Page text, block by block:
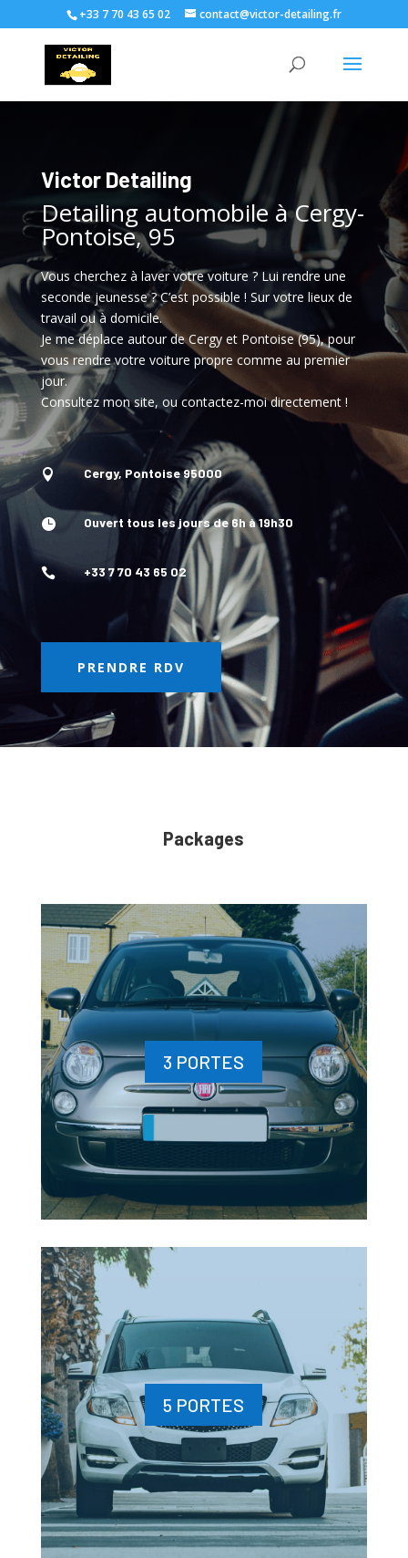
+33 7 70 43 65 02 contact@victor-detailing.fr
Victor Detailing
Detailing automobile à Cergy-
Pontoise, 95
Vous cherchez à laver votre voiture ? Lui rendre une
seconde jeunesse ? C’est possible ! Sur votre lieux de
travail ou à domicile.
Je me déplace autour de Cergy et Pontoise (95), pour
vous rendre votre voiture propre comme au premier
jour.
Consultez mon site, ou contactez-moi directement !
 Cergy, Pontoise 95000
 Ouvert tous les jours de 6h à 19h30
 +33 7 70 43 65 02
PRENDRE RDV
Packages
3 PORTES
5 PORTES